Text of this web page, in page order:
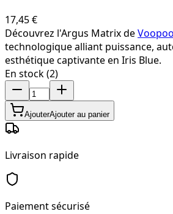
17,45 €
Découvrez l'Argus Matrix deVoopoo
technologique alliant puissance,
esthétique captivante en Iris Blue.
En stock (2)
AjouterAjouter au panier
Livraison rapide
Paiement sécurisé